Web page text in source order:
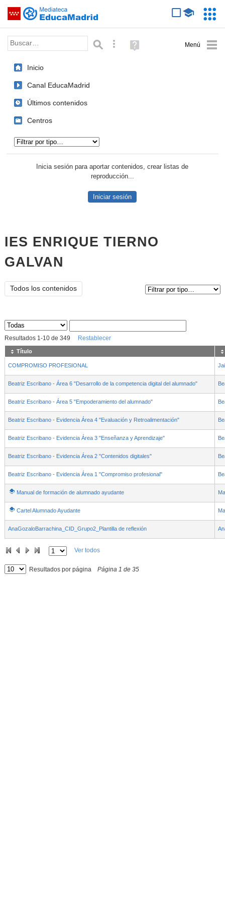
Saltar navegación
Palabra o frase: Búsqueda avanzada
Ayuda
(en
Inicio
Canal EducaMadrid
Últimos contenidos
Centros
Inicia sesión para aportar contenidos, crear listas de
reproducción...
Iniciar sesión
IES ENRIQUE TIERNO
GALVAN
Todos los contenidos
Sus archivos
Resultados 1 -10de 349 Restablecer
Título
COMPROMISO PROFESIONAL
Beatriz Escribano - Área 6 "Desarrollo de la competencia digital del alumnado"
Beatriz Escribano - Área 5 "Empoderamiento del alumnado"
Beatriz Escribano - Evidencia Área 4 "Evaluación y Retroalimentación"
Beatriz Escribano - Evidencia Área 3 "Enseñanza y Aprendizaje"
Beatriz Escribano - Evidencia Área 2 "Contenidos digitales"
Beatriz Escribano - Evidencia Área 1 "Compromiso profesional"
Manual de formación de alumnado ayudante
Cartel Alumnado Ayudante
AnaGozaloBarrachina_CID_Grupo2_Plantilla de reflexión
Ver todos
Resultados por página Página 1 de 35